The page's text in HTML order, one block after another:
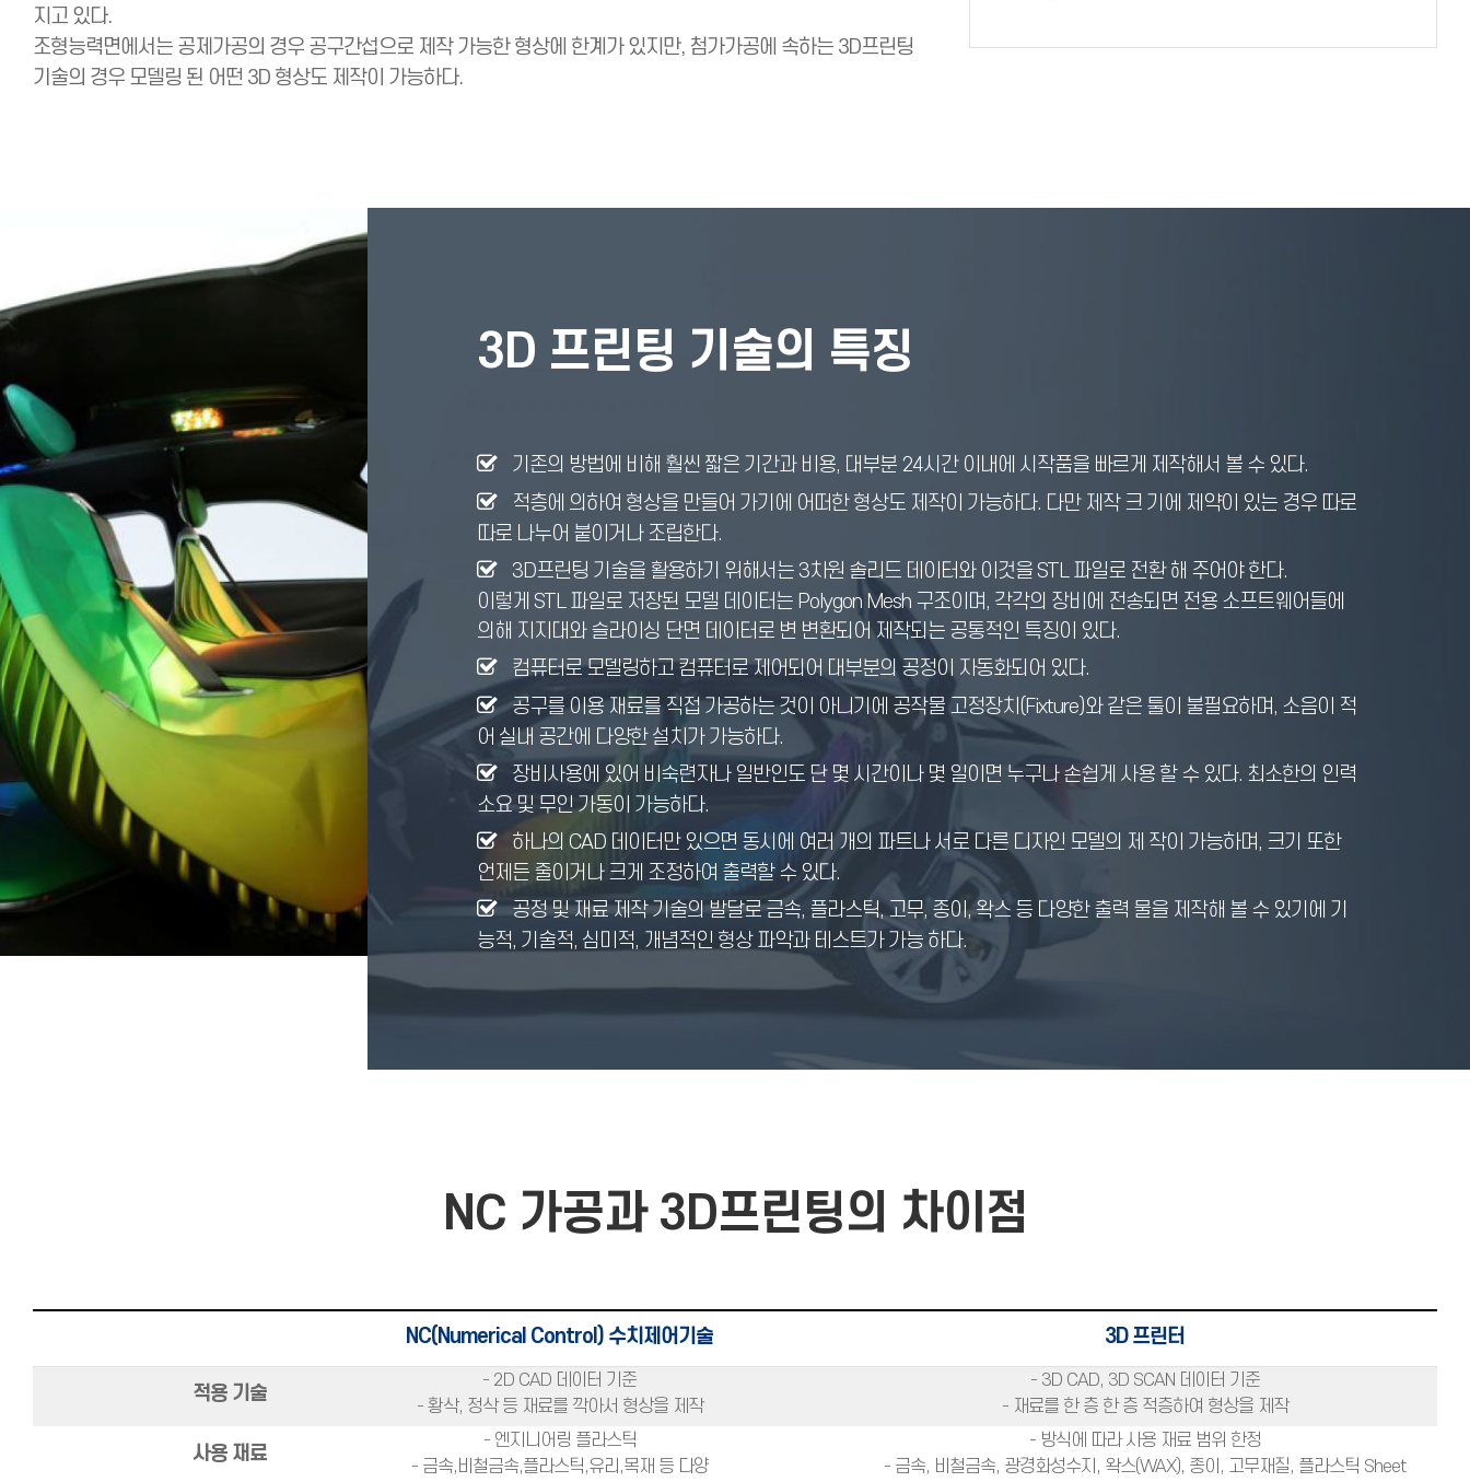
지고 있다.
조형능력면에서는 공제가공의 경우 공구간섭으로 제작 가능한 형상에 한계가 있지만, 첨가가공에 속하는 3D프린팅
기술의 경우 모델링 된 어떤 3D 형상도 제작이 가능하다.
3D 프린팅 기술의 특징
기존의 방법에 비해 훨씬 짧은 기간과 비용, 대부분 24시간 이내에 시작품을 빠르게 제작해서 볼 수 있다.
적층에 의하여 형상을 만들어 가기에 어떠한 형상도 제작이 가능하다. 다만 제작 크 기에 제약이 있는 경우 따로
따로 나누어 붙이거나 조립한다.
3D프린팅 기술을 활용하기 위해서는 3차원 솔리드 데이터와 이것을 STL 파일로 전환 해 주어야 한다.
이렇게 STL 파일로 저장된 모델 데이터는 Polygon Mesh 구조이며, 각각의 장비에 전송되면 전용 소프트웨어들에
의해 지지대와 슬라이싱 단면 데이터로 변 변환되어 제작되는 공통적인 특징이 있다.
컴퓨터로 모델링하고 컴퓨터로 제어되어 대부분의 공정이 자동화되어 있다.
공구를 이용 재료를 직접 가공하는 것이 아니기에 공작물 고정장치(Fixture)와 같은 툴이 불필요하며, 소음이 적
어 실내 공간에 다양한 설치가 가능하다.
장비사용에 있어 비숙련자나 일반인도 단 몇 시간이나 몇 일이면 누구나 손쉽게 사용 할 수 있다. 최소한의 인력
소요 및 무인 가동이 가능하다.
하나의 CAD 데이터만 있으면 동시에 여러 개의 파트나 서로 다른 디자인 모델의 제 작이 가능하며, 크기 또한
언제든 줄이거나 크게 조정하여 출력할 수 있다.
공정 및 재료 제작 기술의 발달로 금속, 플라스틱, 고무, 종이, 왁스 등 다양한 출력 물을 제작해 볼 수 있기에 기
능적, 기술적, 심미적, 개념적인 형상 파악과 테스트가 가능 하다.
NC 가공과 3D프린팅의 차이점
적용 기술
사용 재료
NC(Numerical Control) 수치제어기술
- 2D CAD 데이터 기준
- 황삭, 정삭 등 재료를 깍아서 형상을 제작
- 엔지니어링 플라스틱
- 금속,비철금속,플라스틱,유리,목재 등 다양
3D 프린터
- 3D CAD, 3D SCAN 데이터 기준
- 재료를 한 층 한 층 적층하여 형상을 제작
- 방식에 따라 사용 재료 범위 한정
- 금속, 비철금속, 광경화성수지, 왁스(WAX), 종이, 고무재질, 플라스틱 Sheet